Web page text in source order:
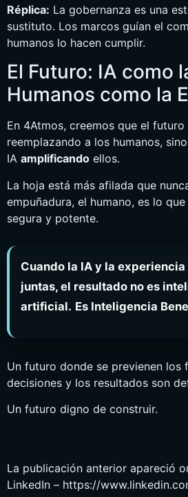
Réplica: La gobernanza es una
sustituto. Los marcos guían el
humanos lo hacen cumplir.
El Futuro: IA como
Humanos como la
En 4Atmos, creemos que el futuro
reemplazando a los humanos,
IA amplificando ellos.
La hoja está más afilada que
empuñadura, el humano, es lo
segura y potente.
Cuando la IA y la
juntas, el resultado no es
artificial. Es Inteligencia
Un futuro donde se previenen los
decisiones y los resultados son
Un futuro digno de construir.
La publicación anterior apareció
LinkedIn – https://